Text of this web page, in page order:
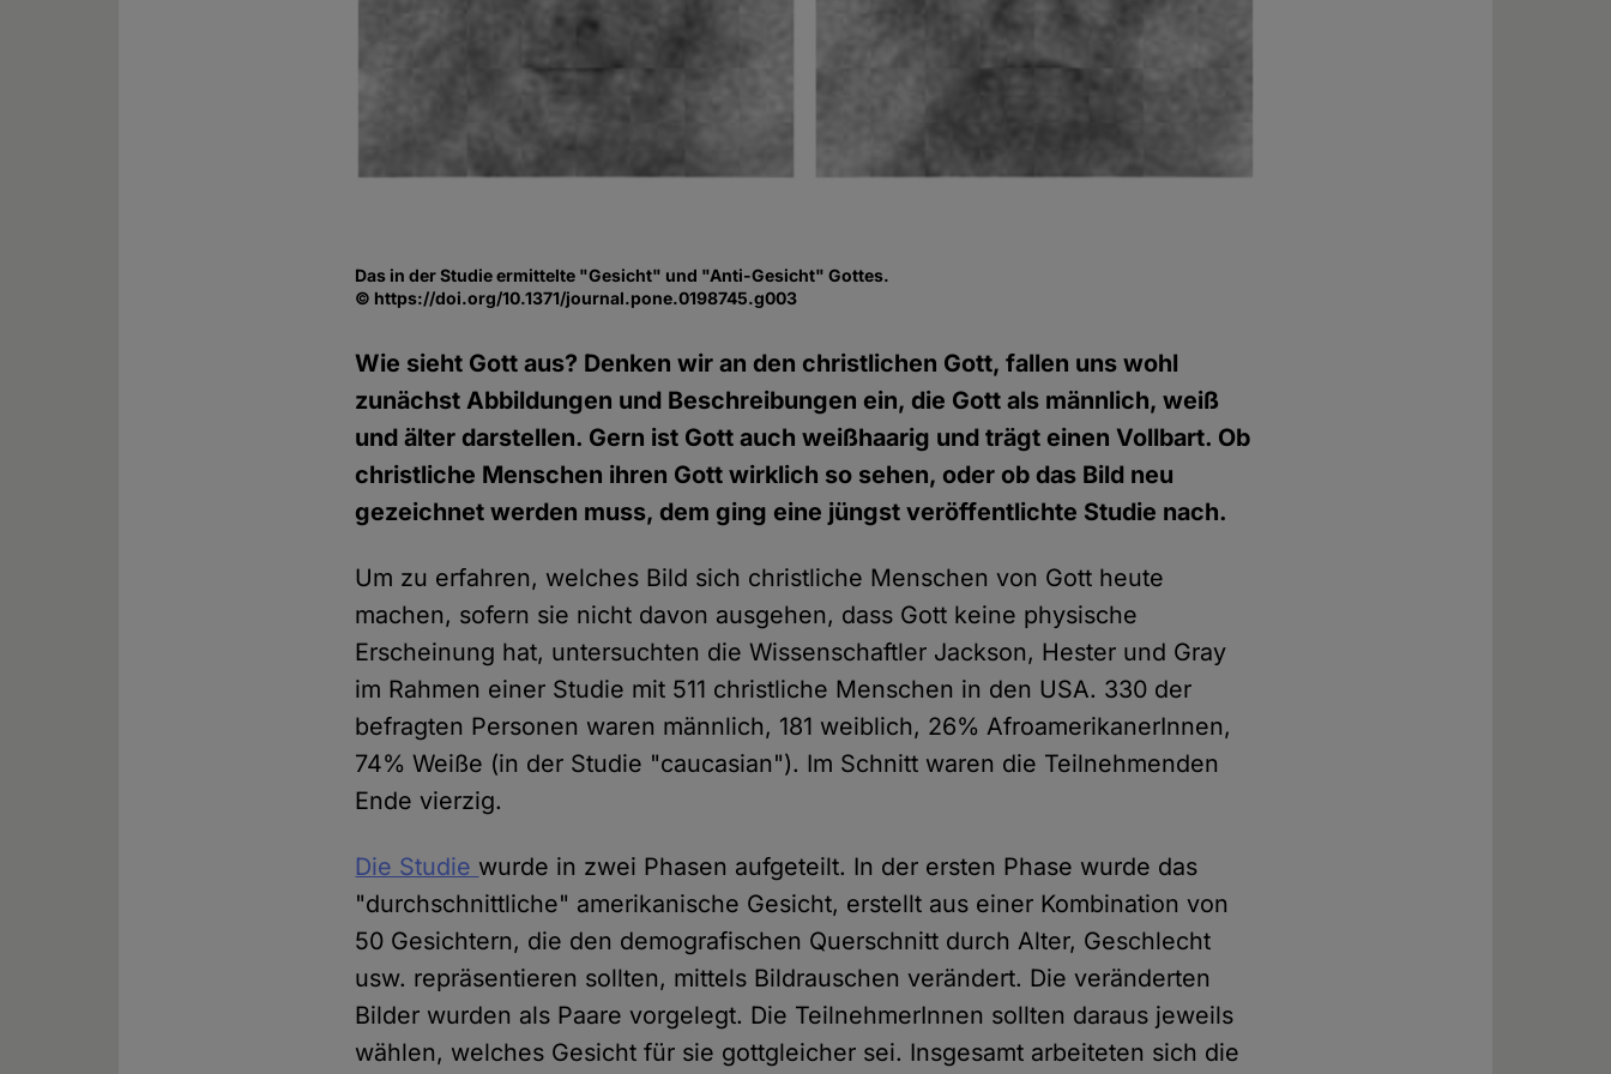
Das in der Studie ermittelte "Gesicht" und "Anti-Gesicht" Gottes.
© https://doi.org/10.1371/journal.pone.0198745.g003
Wie sieht Gott aus? Denken wir an den christlichen Gott, fallen uns wohl
zunächst Abbildungen und Beschreibungen ein, die Gott als männlich, weiß
und älter darstellen. Gern ist Gott auch weißhaarig und trägt einen Vollbart. Ob
christliche Menschen ihren Gott wirklich so sehen, oder ob das Bild neu
gezeichnet werden muss, dem ging eine jüngst veröffentlichte Studie nach.
Um zu erfahren, welches Bild sich christliche Menschen von Gott heute
machen, sofern sie nicht davon ausgehen, dass Gott keine physische
Erscheinung hat, untersuchten die Wissenschaftler Jackson, Hester und Gray
im Rahmen einer Studie mit 511 christliche Menschen in den USA. 330 der
befragten Personen waren männlich, 181 weiblich, 26% AfroamerikanerInnen,
74% Weiße (in der Studie "caucasian"). Im Schnitt waren die Teilnehmenden
Ende vierzig.
Die Studie wurde in zwei Phasen aufgeteilt. In der ersten Phase wurde das
"durchschnittliche" amerikanische Gesicht, erstellt aus einer Kombination von
50 Gesichtern, die den demografischen Querschnitt durch Alter, Geschlecht
usw. repräsentieren sollten, mittels Bildrauschen verändert. Die veränderten
Bilder wurden als Paare vorgelegt. Die TeilnehmerInnen sollten daraus jeweils
wählen, welches Gesicht für sie gottgleicher sei. Insgesamt arbeiteten sich die